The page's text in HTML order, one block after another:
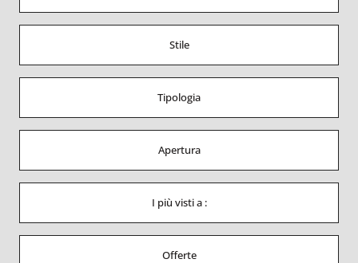
Stile
Tipologia
Apertura
I più visti a :
Offerte